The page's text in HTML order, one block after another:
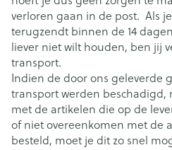
verloren gaan in de post. Als
terugzendt binnen de 14
liever niet wilt houden, ben jij
transport.
Indien de door ons geleverde
transport werden beschadigd,
met de artikelen die op de
of niet overeenkomen met de
besteld, moet je dit zo snel